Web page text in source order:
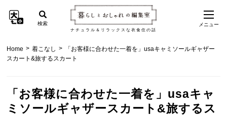
ナチュラル＆リラックスな衣食住の話
検索 メニュー
Home > 着こなし >
「お客様に合わせた一着を」usaキャミソールギャザー
スカート&旅するスカート
「お客様に合わせた一着を」usaキャ
ミソールギャザースカート&旅するス